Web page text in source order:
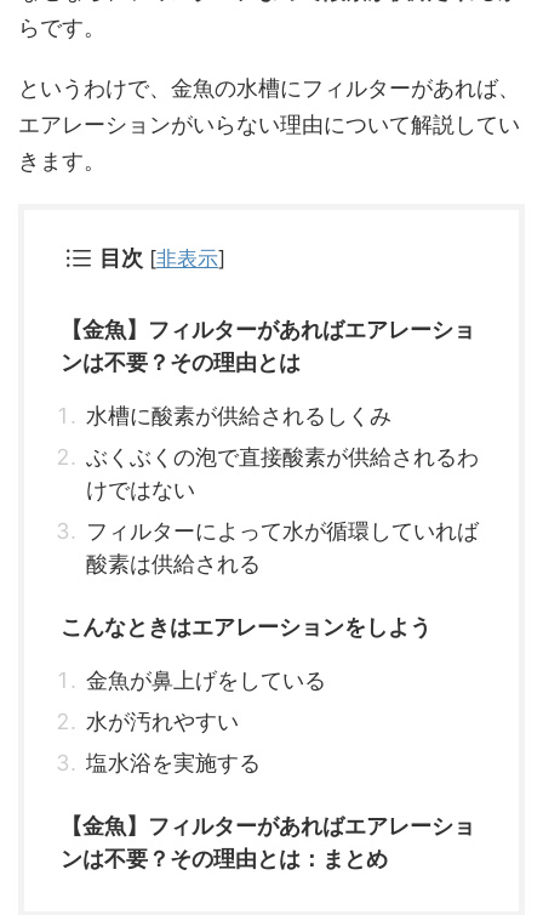
らです。
というわけで、金魚の水槽にフィルターがあれば、
エアレーションがいらない理由について解説してい
きます。
目次 [非表示]
【金魚】フィルターがあればエアレーショ
ンは不要？その理由とは
水槽に酸素が供給されるしくみ
ぶくぶくの泡で直接酸素が供給されるわ
けではない
フィルターによって水が循環していれば
酸素は供給される
こんなときはエアレーションをしよう
金魚が鼻上げをしている
水が汚れやすい
塩水浴を実施する
【金魚】フィルターがあればエアレーショ
ンは不要？その理由とは：まとめ